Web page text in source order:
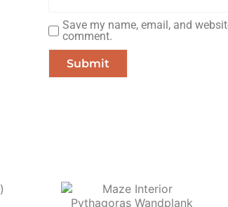
Save my name, email, and
comment.